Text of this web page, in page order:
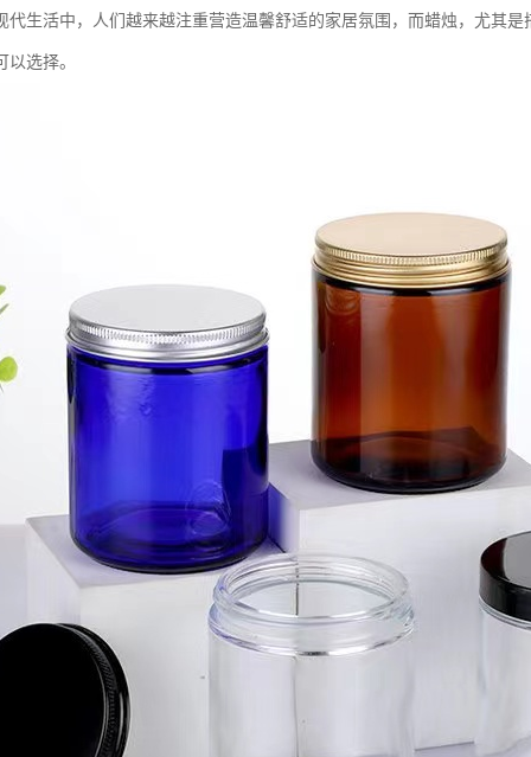
代生活中，人们越来越注重营造温馨舒适的家居氛围，而蜡烛，尤其
以选择。